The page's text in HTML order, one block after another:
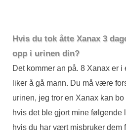
Hvis du tok åtte Xanax 3
opp i urinen din?
Det kommer an på. 8 Xanax er i
liker å gå mann. Du må være
urinen, jeg tror en Xanax kan
hvis det ble gjort mine følgende
hvis du har vært misbruker dem